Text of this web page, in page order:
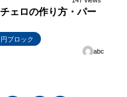
ェロの作り方・パー
ブロック
abc